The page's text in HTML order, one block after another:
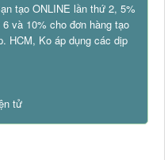
tạo ONLINE lần thứ 2, 5%
và 10% cho đơn hàng tạo
HCM, Ko áp dụng các dịp
tử